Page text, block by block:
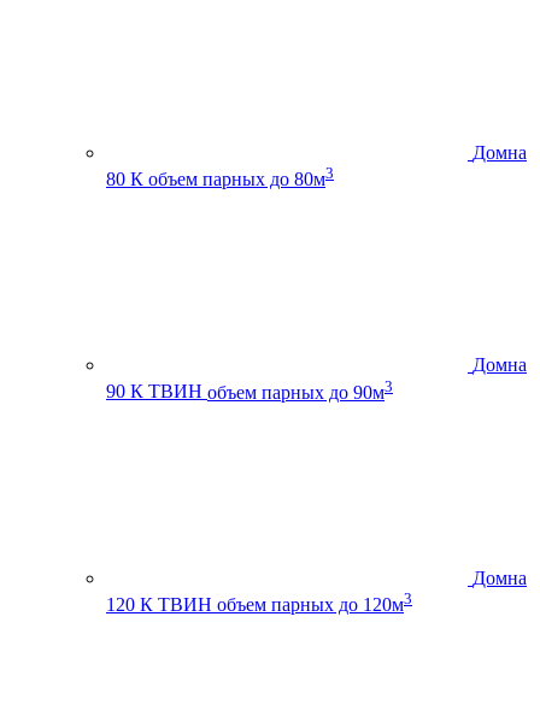
Домна
80 К объем парных до 80м3
Домна
90 К ТВИН объем парных до 90м3
Домна
120 К ТВИН объем парных до 120м3